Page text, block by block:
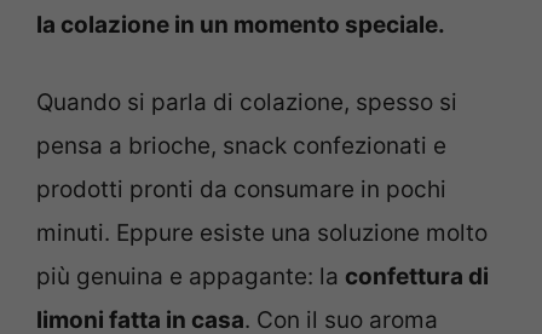
la colazione in un momento speciale.
Quando si parla di colazione, spesso si
pensa a brioche, snack confezionati e
prodotti pronti da consumare in pochi
minuti. Eppure esiste una soluzione molto
più genuina e appagante: la confettura di
limoni fatta in casa. Con il suo aroma